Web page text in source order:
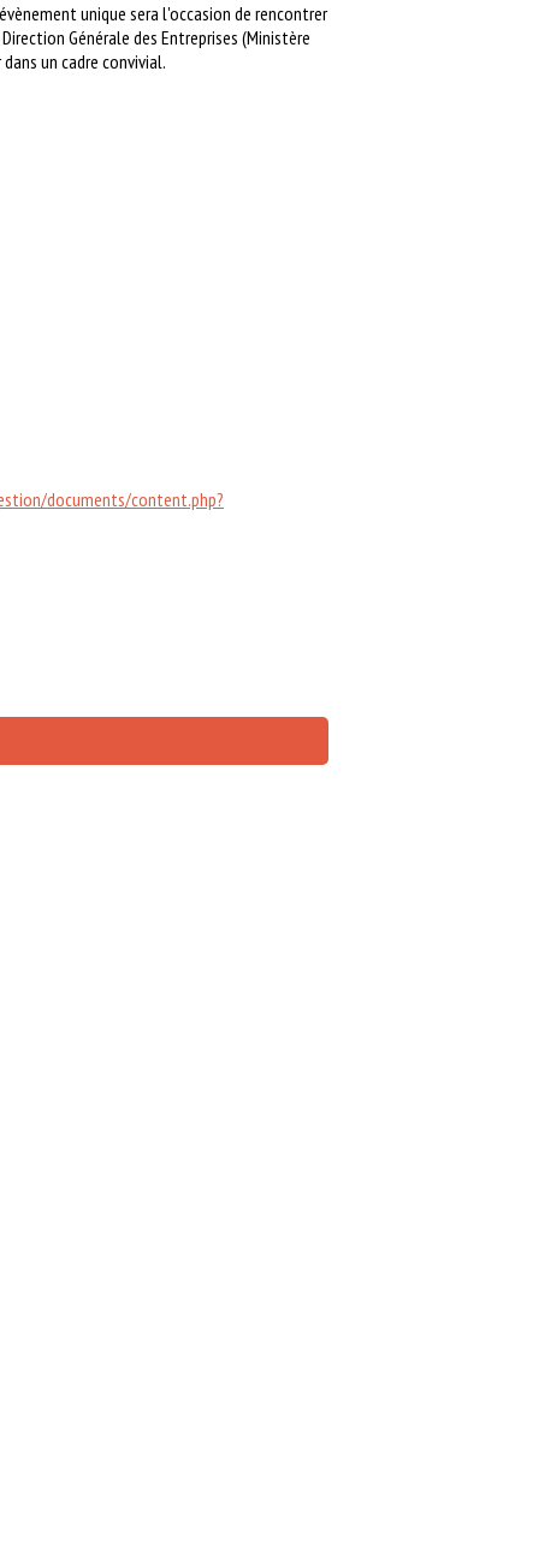
unique sera l'occasion de rencontrer
Générale des Entreprises (Ministère
un cadre convivial.
documents/content.php?